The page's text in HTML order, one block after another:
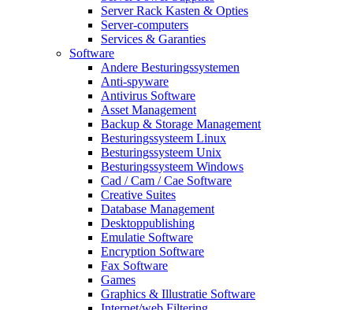
Server Rack Kasten & Opties
Server-computers
Services & Garanties
Software
Andere Besturingssystemen
Anti-spyware
Antivirus Software
Asset Management
Backup & Storage Management
Besturingssysteem Linux
Besturingssysteem Unix
Besturingssysteem Windows
Cad / Cam / Cae Software
Creative Suites
Database Management
Desktoppublishing
Emulatie Software
Encryption Software
Fax Software
Games
Graphics & Illustratie Software